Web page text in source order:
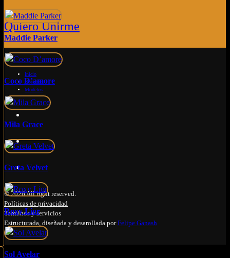
Maddie Parker
Coco D’amore
Mila Grace
Greta Velvet
Roxy Lior
Sol Avelar
Quiero Unirme
Inicio
Nosotros
Modelos
© 2026 All right reserved.
Políticas de privacidad
Terminos y servicios
Estructurada, diseñada y desarollada porFelipe Ganash